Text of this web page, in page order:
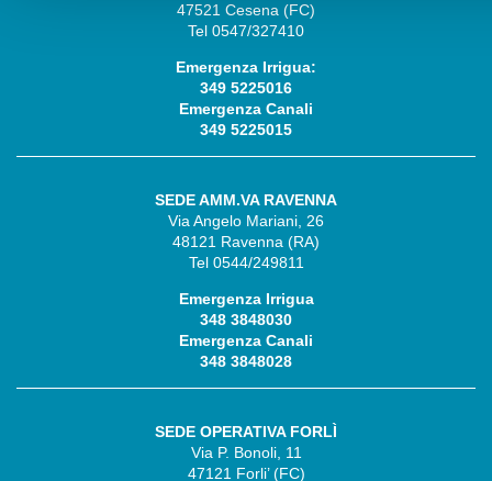
47521 Cesena (FC)
Tel 0547/327410
Emergenza Irrigua:
349 5225016
Emergenza Canali
349 5225015
SEDE AMM.VA RAVENNA
Via Angelo Mariani, 26
48121 Ravenna (RA)
Tel 0544/249811
Emergenza Irrigua
348 3848030
Emergenza Canali
348 3848028
SEDE OPERATIVA FORLÌ
Via P. Bonoli, 11
47121 Forli’ (FC)